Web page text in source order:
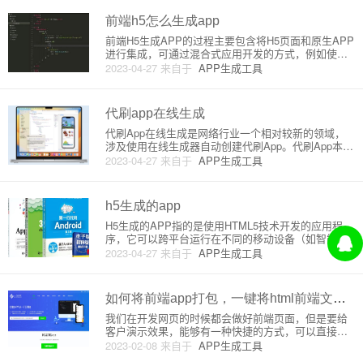
实
前端h5怎么生成app
2023-04-27 来自于 APP生成工具
前端H5生成APP的过程主要包含将H5页面和原生APP
进行集成，可通过混合式应用开发的方式，例如使用C
ordova、PhoneGap或React Native等技术实现。下
面，我将通过Cordova的方式为您详细介绍生成APP
代刷app在线生成
2023-04-27 来自于 APP生成工具
代刷App在线生成是网络行业一个相对较新的领域，
涉及使用在线生成器自动创建代刷App。代刷App本质
上是一个自动化的订单处理系统，通过这类应用程
序，用户可以交由软件处理特定的任务。这类任务主
值、游戏级别升级、社交
h5生成的app
2023-04-27 来自于 APP生成工具
H5生成的APP指的是使用HTML5技术开发的应用程
序，它可以跨平台运行在不同的移动设备（如智能手
机、平板电脑）上。HTML5是一种Web开发标准，支
持更丰富的多媒体、交互性和访问能力。H5生成的AP
发，又能为
如何将前端app打包，一键将html前端文件打包成APP？
2023-02-08 来自于 APP生成工具
我们在开发网页的时候都会做好前端页面，但是要给
客户演示效果，能够有一种快捷的方式，可以直接将
前端代码直接打包成APP呢？ 答案是肯定的，随着移